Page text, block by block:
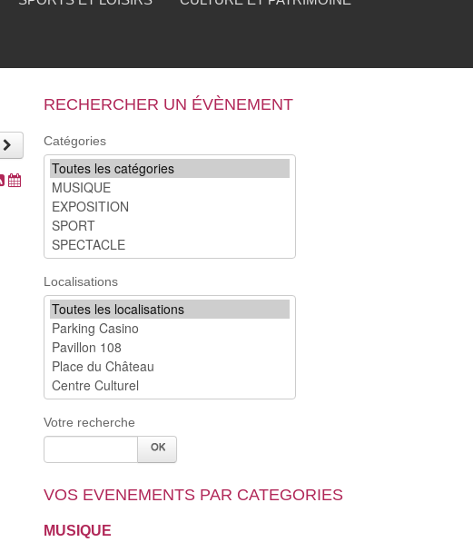
RECHERCHER UN ÉVÈNEMENT
Catégories
Localisations
Votre recherche
VOS EVENEMENTS PAR CATEGORIES
MUSIQUE